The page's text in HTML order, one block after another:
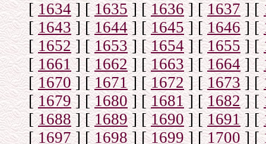
[1634] [1635] [1636] [1637] [
[1643] [1644] [1645] [1646] [
[1652] [1653] [1654] [1655] [
[1661] [1662] [1663] [1664] [
[1670] [1671] [1672] [1673] [
[1679] [1680] [1681] [1682] [
[1688] [1689] [1690] [1691] [
[1697] [1698] [1699] [1700] [